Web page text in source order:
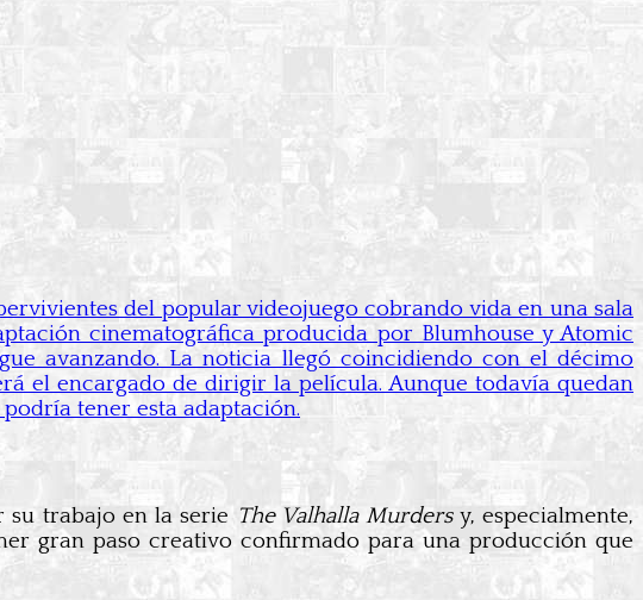
del popular videojuego cobrando vida en una sala
cinematográfica producida por Blumhouse y Atomic
avanzando. La noticia llegó coincidiendo con el décimo
el encargado de dirigir la película. Aunque todavía quedan
tener esta adaptación.
su trabajo en la serie The Valhalla Murdersy, especialmente,
gran paso creativo confirmado para una producción que